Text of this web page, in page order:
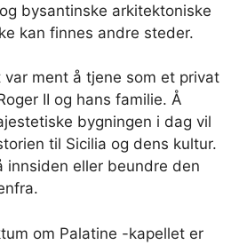
bysantinske arkitektoniske
kan finnes andre steder.
ment å tjene som et privat
II og hans familie. Å
bygningen i dag vil
til Sicilia og dens kultur.
innsiden eller beundre den
om Palatine -kapellet er